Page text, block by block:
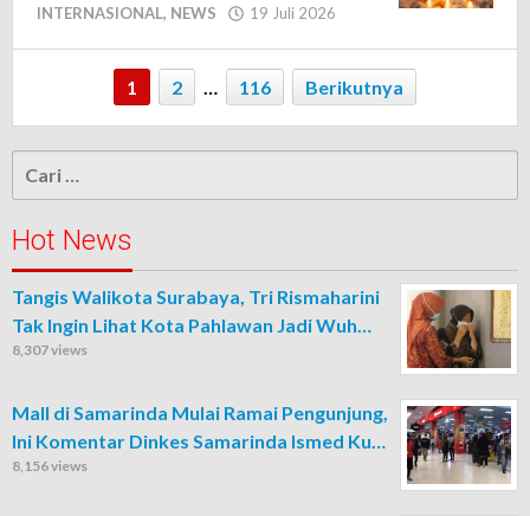
INTERNASIONAL, NEWS 19 Juli 2026
1 2 … 116 Berikutnya
Cari
untuk:
Hot News
Tangis Walikota Surabaya, Tri Rismaharini
Tak Ingin Lihat Kota Pahlawan Jadi Wuh…
8,307 views
Mall di Samarinda Mulai Ramai Pengunjung,
Ini Komentar Dinkes Samarinda Ismed Ku…
8,156 views